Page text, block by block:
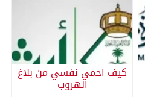
كيف احمي نفسي من بلاغ
الهروب